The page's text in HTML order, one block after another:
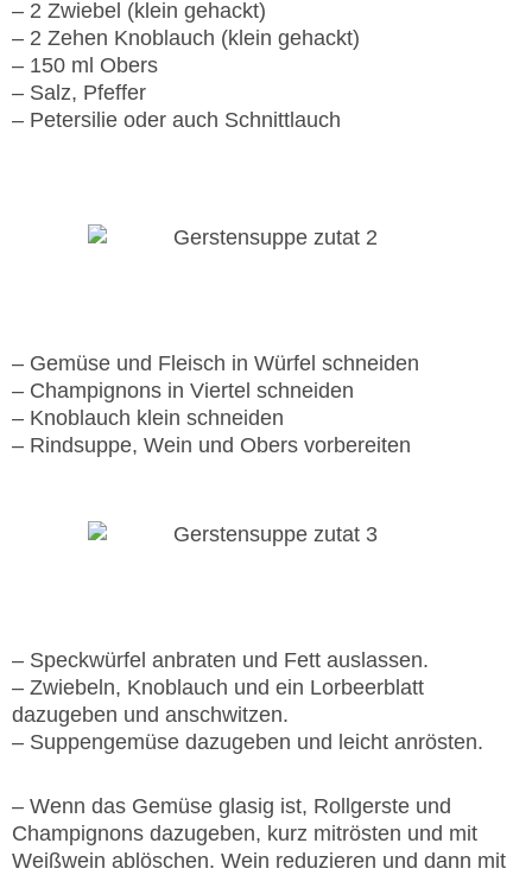
– 2 Zwiebel (klein gehackt)
– 2 Zehen Knoblauch (klein gehackt)
– 150 ml Obers
– Salz, Pfeffer
– Petersilie oder auch Schnittlauch
– Gemüse und Fleisch in Würfel schneiden
– Champignons in Viertel schneiden
– Knoblauch klein schneiden
– Rindsuppe, Wein und Obers vorbereiten
– Speckwürfel anbraten und Fett auslassen.
– Zwiebeln, Knoblauch und ein Lorbeerblatt
dazugeben und anschwitzen.
– Suppengemüse dazugeben und leicht anrösten.
– Wenn das Gemüse glasig ist, Rollgerste und
Champignons dazugeben, kurz mitrösten und mit
Weißwein ablöschen. Wein reduzieren und dann mit